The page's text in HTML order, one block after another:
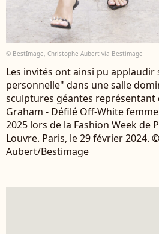
© BestImage, Christophe Aubert via Bestimage
Les invités ont ainsi pu applaudir
personnelle" dans une salle
sculptures géantes représentant
Graham - Défilé Off-White
2025 lors de la Fashion Week de
Louvre. Paris, le 29 février 2024.
Aubert/Bestimage